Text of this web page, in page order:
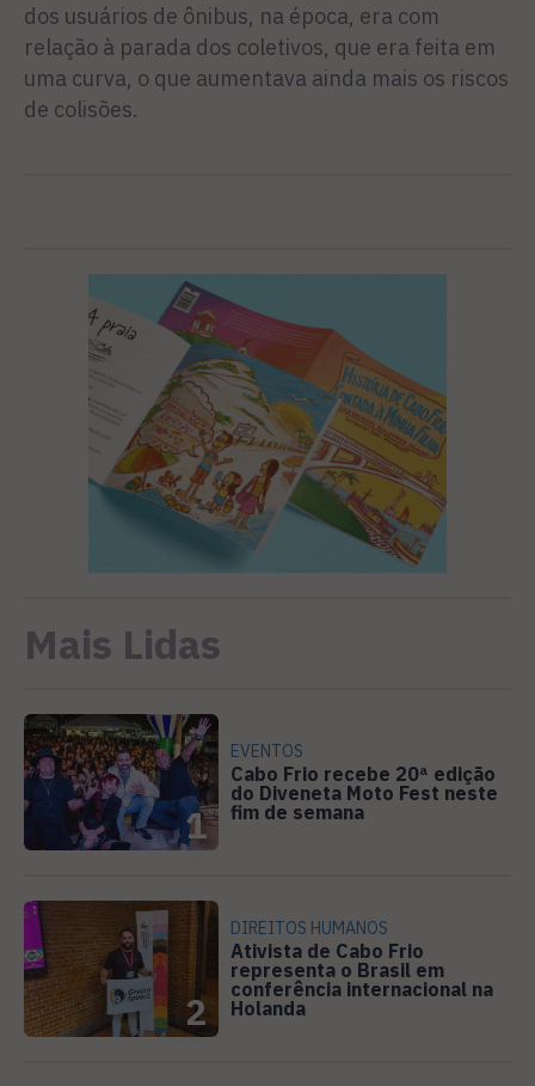
dos usuários de ônibus, na época, era com
relação à parada dos coletivos, que era feita em
uma curva, o que aumentava ainda mais os riscos
de colisões.
Mais Lidas
1
EVENTOS
Cabo Frio recebe 20ª edição
do Diveneta Moto Fest neste
fim de semana
2
DIREITOS HUMANOS
Ativista de Cabo Frio
representa o Brasil em
conferência internacional na
Holanda